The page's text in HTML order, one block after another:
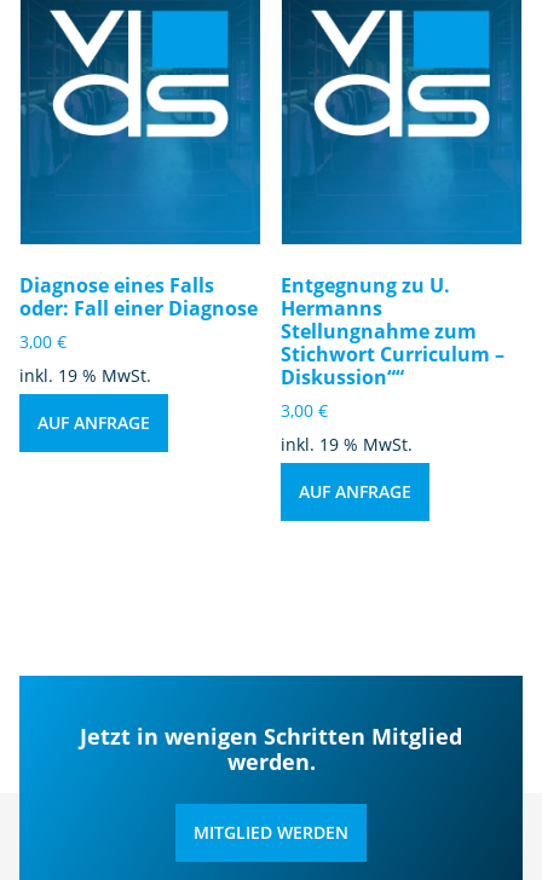
Diagnose eines Falls
oder: Fall einer Diagnose
3,00 €
inkl. 19 % MwSt.
AUF ANFRAGE
Entgegnung zu U.
Hermanns
Stellungnahme zum
Stichwort Curriculum –
Diskussion““
3,00€
inkl. 19 % MwSt.
AUF ANFRAGE
Jetzt in wenigen Schritten Mitglied
werden.
MITGLIED WERDEN